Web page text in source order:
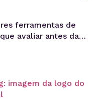
ferramentas de
avaliar antes da
de email.
A decisão
de envios, tipo de